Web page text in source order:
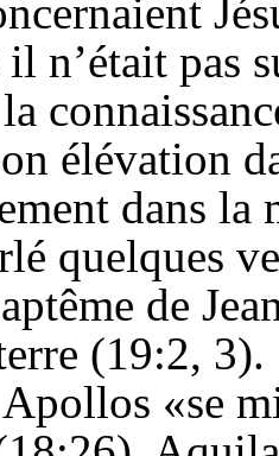
il n’était pas
élévation
dans la
quelques
de
(19:2, 3).
«se